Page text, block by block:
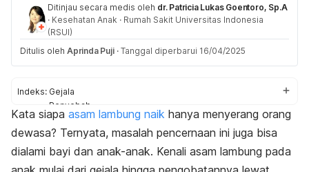
Ditinjau secara medis oleh dr. Patricia Lukas Goentoro, Sp.A
· Kesehatan Anak · Rumah Sakit Universitas Indonesia
(RSUI)
Ditulis oleh Aprinda Puji · Tanggal diperbarui 16/04/2025
Indeks: Gejala
Penyebab
Pengobatan
Kata siapa asam lambung naik hanya menyerang orang
dewasa? Ternyata, masalah pencernaan ini juga bisa
dialami bayi dan anak-anak. Kenali asam lambung pada